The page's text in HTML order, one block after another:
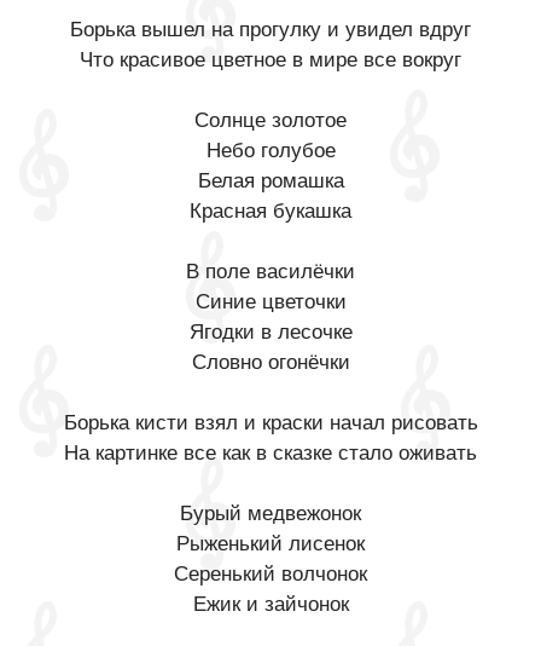
Борька вышел на прогулку и увидел вдруг
Что красивое цветное в мире все вокруг
Солнце золотое
Небо голубое
Белая ромашка
Красная букашка
В поле василёчки
Синие цветочки
Ягодки в лесочке
Словно огонёчки
Борька кисти взял и краски начал рисовать
На картинке все как в сказке стало оживать
Бурый медвежонок
Рыженький лисенок
Серенький волчонок
Ежик и зайчонок